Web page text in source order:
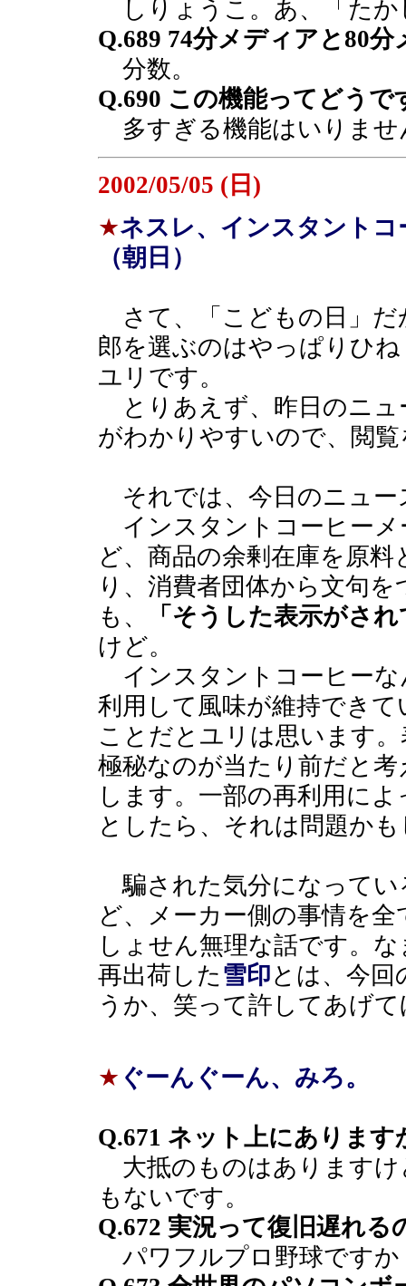
しりょうこ。あ、「たか
Q.689 74分メディアと80
分数。
Q.690 この機能ってどうで
多すぎる機能はいりませ
2002/05/05 (日)
★ネスレ、インスタント
（朝日）
さて、「こどもの日」だ
郎を選ぶのはやっぱりひ
ユリです。
とりあえず、昨日のニュ
がわかりやすいので、閲
それでは、今日のニュー
インスタントコーヒーメ
ど、商品の余剰在庫を原
り、消費者団体から文句
も、
「そうした表示がさ
けど。
インスタントコーヒーな
利用して風味が維持でき
ことだとユリは思います
極秘なのが当たり前だと
します。一部の再利用に
としたら、それは問題か
騙された気分になってい
ど、メーカー側の事情を
しょせん無理な話です。
再出荷した 雪印とは、今
うか、笑って許してあげ
★ ぐーんぐーん、みろ。
Q.671 ネット上にあります
大抵のものはありますけ
もないです。
Q.672 実況って復旧遅れる
パワフルプロ野球ですか